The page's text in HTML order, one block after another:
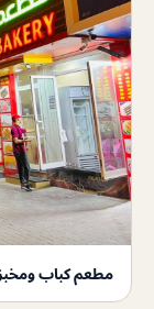
مطعم كباب ومخبز